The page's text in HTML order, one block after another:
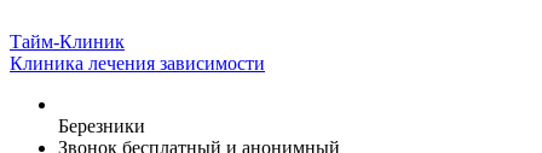
Тайм-Клиник
Клиника лечения зависимости
Березники
Звонок бесплатный и анонимный